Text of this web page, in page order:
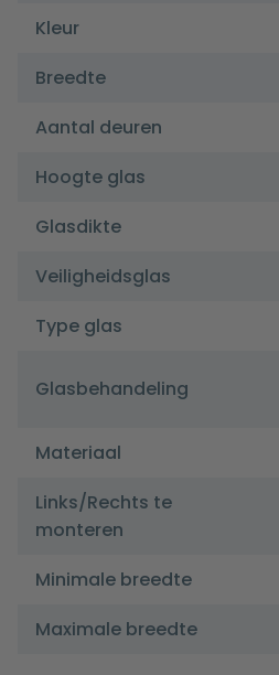
Kleur
Breedte
Aantal deuren
Hoogte glas
Glasdikte
Veiligheidsglas
Type glas
Glasbehandeling
Materiaal
Links/Rechts te
monteren
Minimale breedte
Maximale breedte